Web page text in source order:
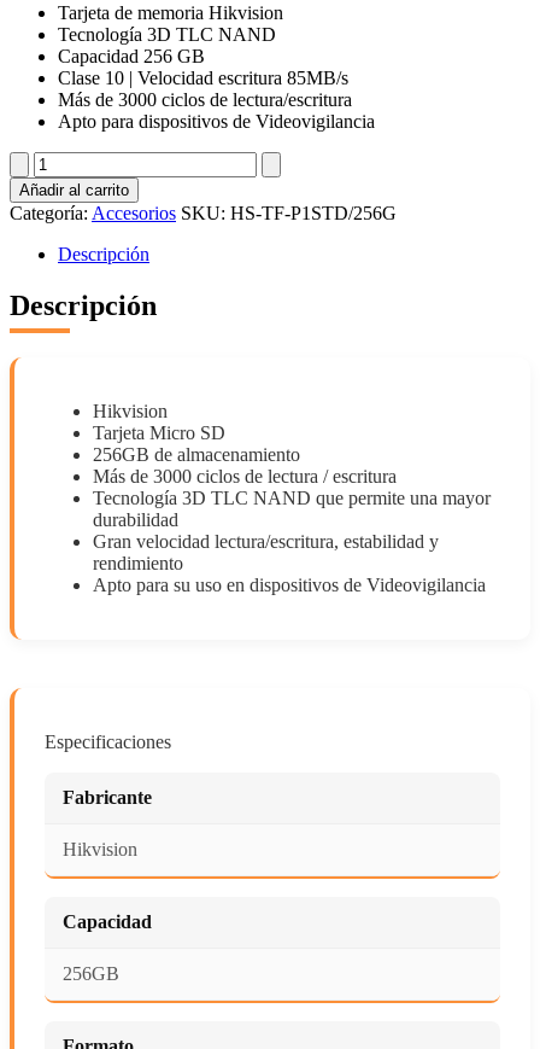
Tarjeta de memoria Hikvision
Tecnología 3D TLC NAND
Capacidad 256 GB
Clase 10 | Velocidad escritura 85MB/s
Más de 3000 ciclos de lectura/escritura
Apto para dispositivos de Videovigilancia
HS-
TF-
P1STD/256G
cantidad
Añadir al carrito
Categoría: Accesorios SKU: HS-TF-P1STD/256G
Descripción
Descripción
Hikvision
Tarjeta Micro SD
256GB de almacenamiento
Más de 3000 ciclos de lectura / escritura
Tecnología 3D TLC NAND que permite una mayor
durabilidad
Gran velocidad lectura/escritura, estabilidad y
rendimiento
Apto para su uso en dispositivos de Videovigilancia
Especificaciones
Fabricante
Hikvision
Capacidad
256GB